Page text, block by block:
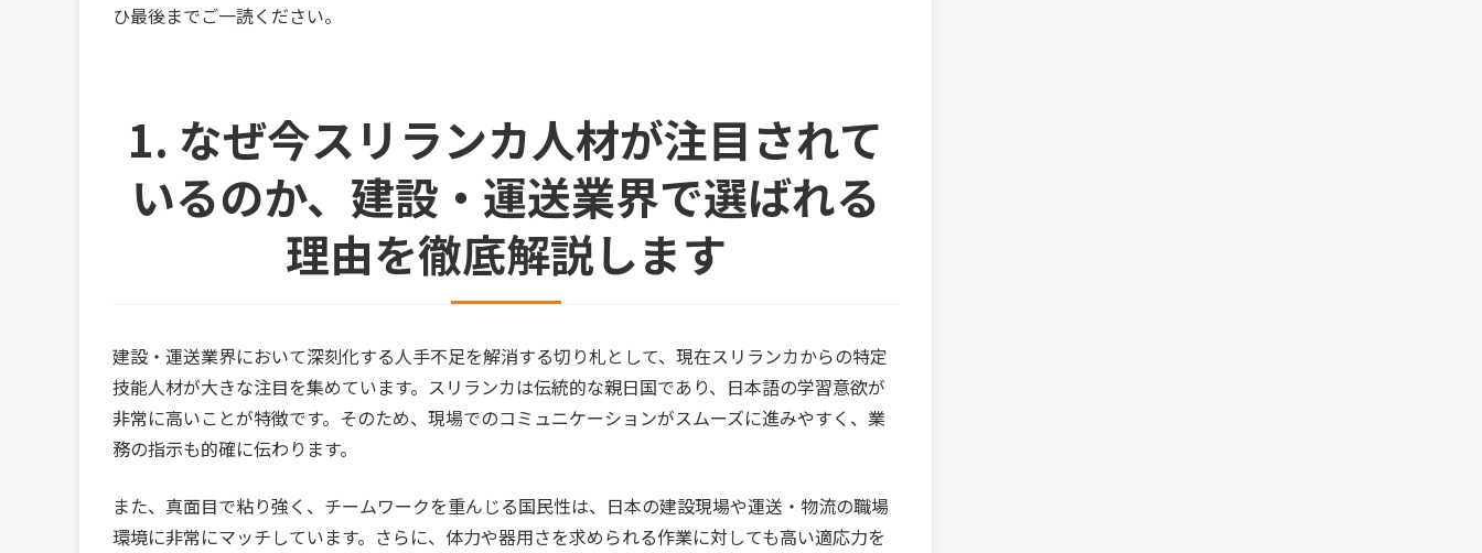
ひ最後までご一読ください。
1. なぜ今スリランカ人材が注目されて
いるのか、建設・運送業界で選ばれる
理由を徹底解説します
建設・運送業界において深刻化する人手不足を解消する切り札として、現在スリランカからの特定
技能人材が大きな注目を集めています。スリランカは伝統的な親日国であり、日本語の学習意欲が
非常に高いことが特徴です。そのため、現場でのコミュニケーションがスムーズに進みやすく、業
務の指示も的確に伝わります。
また、真面目で粘り強く、チームワークを重んじる国民性は、日本の建設現場や運送・物流の職場
環境に非常にマッチしています。さらに、体力や器用さを求められる作業に対しても高い適応力を